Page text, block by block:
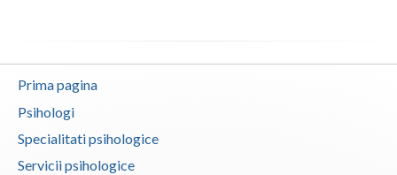
Suceava
Teleorman
Prima pagina
Psihologi
Specialitati psihologice
Servicii psihologice